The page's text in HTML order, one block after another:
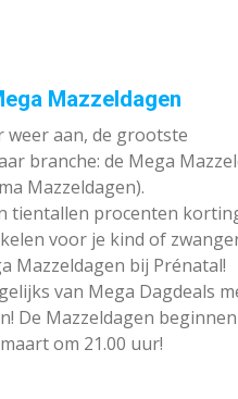
Mazzeldagen
weer aan, de grootste
branche: de Mega
Mazzeldagen).
tientallen procenten
voor je kind of
Mazzeldagen bij Prénatal!
van Mega Dagdeals
De Mazzeldagen
om 21.00 uur!